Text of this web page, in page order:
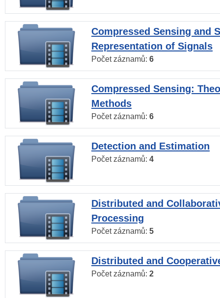
Compressed Sensing and
Representation of Signals
Počet záznamů: 6
Compressed Sensing:
Methods
Počet záznamů: 6
Detection and Estimation
Počet záznamů: 4
Distributed and
Processing
Počet záznamů: 5
Distributed and
Počet záznamů: 2